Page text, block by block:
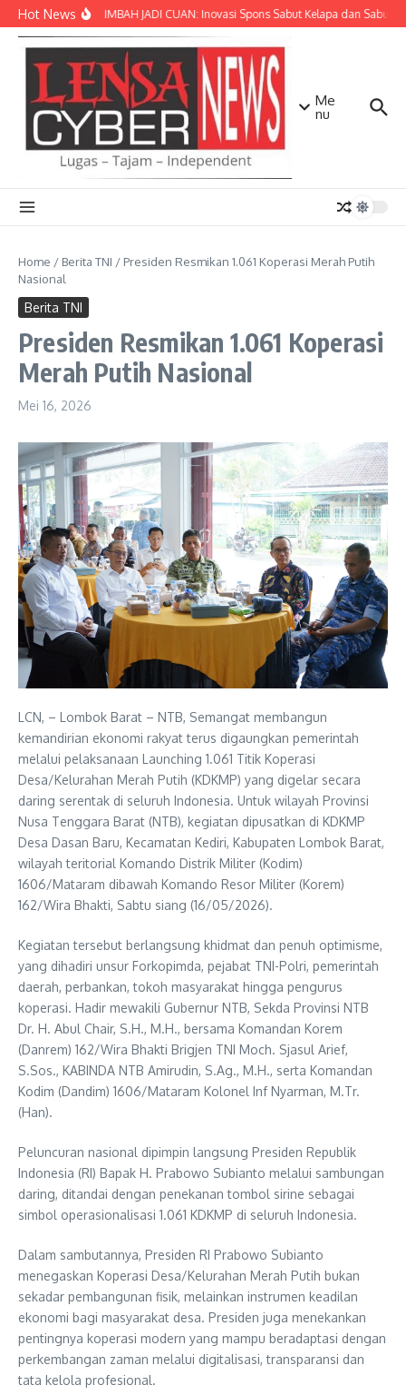
Lewati ke konten
Hot NewsSULAP LIMBAH JADI CUAN: Inovasi Spons Sabut Kelapa dan Sabun
Me
nu
Home / Berita TNI / Presiden Resmikan 1.061 Koperasi Merah Putih
Nasional
Berita TNI
Presiden Resmikan 1.061 Koperasi
Merah Putih Nasional
Mei 16, 2026
LCN, – Lombok Barat – NTB, Semangat membangun
kemandirian ekonomi rakyat terus digaungkan pemerintah
melalui pelaksanaan Launching 1.061 Titik Koperasi
Desa/Kelurahan Merah Putih (KDKMP) yang digelar secara
daring serentak di seluruh Indonesia. Untuk wilayah Provinsi
Nusa Tenggara Barat (NTB), kegiatan dipusatkan di KDKMP
Desa Dasan Baru, Kecamatan Kediri, Kabupaten Lombok Barat,
wilayah teritorial Komando Distrik Militer (Kodim)
1606/Mataram dibawah Komando Resor Militer (Korem)
162/Wira Bhakti, Sabtu siang (16/05/2026).
Kegiatan tersebut berlangsung khidmat dan penuh optimisme,
yang dihadiri unsur Forkopimda, pejabat TNI-Polri, pemerintah
daerah, perbankan, tokoh masyarakat hingga pengurus
koperasi. Hadir mewakili Gubernur NTB, Sekda Provinsi NTB
Dr. H. Abul Chair, S.H., M.H., bersama Komandan Korem
(Danrem) 162/Wira Bhakti Brigjen TNI Moch. Sjasul Arief,
S.Sos., KABINDA NTB Amirudin, S.Ag., M.H., serta Komandan
Kodim (Dandim) 1606/Mataram Kolonel Inf Nyarman, M.Tr.
(Han).
Peluncuran nasional dipimpin langsung Presiden Republik
Indonesia (RI) Bapak H. Prabowo Subianto melalui sambungan
daring, ditandai dengan penekanan tombol sirine sebagai
simbol operasionalisasi 1.061 KDKMP di seluruh Indonesia.
Dalam sambutannya, Presiden RI Prabowo Subianto
menegaskan Koperasi Desa/Kelurahan Merah Putih bukan
sekadar pembangunan fisik, melainkan instrumen keadilan
ekonomi bagi masyarakat desa. Presiden juga menekankan
pentingnya koperasi modern yang mampu beradaptasi dengan
perkembangan zaman melalui digitalisasi, transparansi dan
tata kelola profesional.